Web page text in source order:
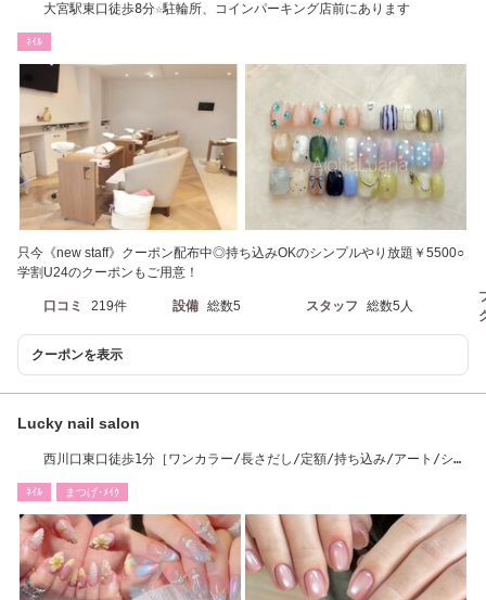
大宮駅東口徒歩8分☆駐輪所、コインパーキング店前にあります
ﾈｲﾙ
只今《new staff》クーポン配布中◎持ち込みOKのシンプルやり放題￥5500○
学割U24のクーポンもご用意！
口コミ 219件 設備 総数5 スタッフ 総数5人
クーポンを表示
Lucky nail salon
西川口東口徒歩1分［ワンカラー/長さだし/定額/持ち込み/アート/シン
ﾈｲﾙ まつげ･ﾒｲｸ